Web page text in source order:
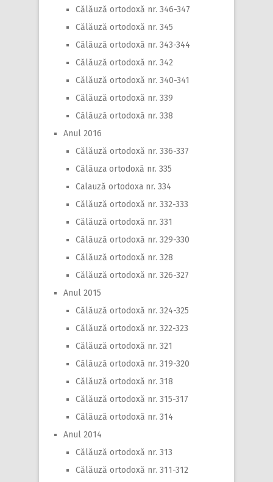
Călăuză ortodoxă nr. 346-347
Călăuză ortodoxă nr. 345
Călăuză ortodoxă nr. 343-344
Călăuză ortodoxă nr. 342
Călăuză ortodoxă nr. 340-341
Călăuză ortodoxă nr. 339
Călăuză ortodoxă nr. 338
Anul 2016
Călăuză ortodoxă nr. 336-337
Călăuza ortodoxă nr. 335
Calauză ortodoxa nr. 334
Călăuză ortodoxă nr. 332-333
Călăuză ortodoxă nr. 331
Călăuză ortodoxă nr. 329-330
Călăuză ortodoxă nr. 328
Călăuză ortodoxă nr. 326-327
Anul 2015
Călăuză ortodoxă nr. 324-325
Călăuză ortodoxă nr. 322-323
Călăuză ortodoxă nr. 321
Călăuză ortodoxă nr. 319-320
Călăuză ortodoxă nr. 318
Călăuză ortodoxă nr. 315-317
Călăuză ortodoxă nr. 314
Anul 2014
Călăuză ortodoxă nr. 313
Călăuză ortodoxă nr. 311-312